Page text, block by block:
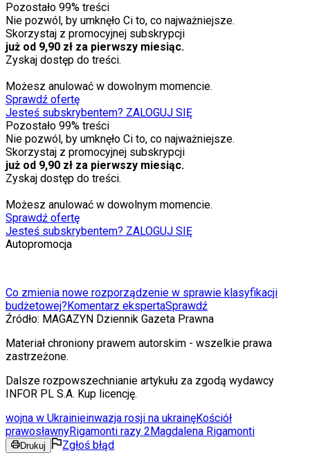
Pozostało 99% treści
Nie pozwól, by umknęło Ci to, co najważniejsze.
Skorzystaj z promocyjnej subskrypcji
już od 9,90 zł za pierwszy miesiąc.
Zyskaj dostęp do treści.
Możesz anulować w dowolnym momencie.
Sprawdź ofertę
Jesteś subskrybentem? ZALOGUJ SIĘ
Pozostało 99% treści
Nie pozwól, by umknęło Ci to, co najważniejsze.
Skorzystaj z promocyjnej subskrypcji
już od 9,90 zł za pierwszy miesiąc.
Zyskaj dostęp do treści.
Możesz anulować w dowolnym momencie.
Sprawdź ofertę
Jesteś subskrybentem? ZALOGUJ SIĘ
Autopromocja
Co zmienia nowe rozporządzenie w sprawie klasyfikacji
budżetowej?Komentarz ekspertaSprawdź
Źródło: MAGAZYN Dziennik Gazeta Prawna
Materiał chroniony prawem autorskim - wszelkie prawa
zastrzeżone.
Dalsze rozpowszechnianie artykułu za zgodą wydawcy
INFOR PL S.A. Kup licencję.
wojna w Ukrainieinwazja rosji na ukrainęKościół
prawosławnyRigamonti razy 2Magdalena Rigamonti
Drukuj Zgłoś błąd